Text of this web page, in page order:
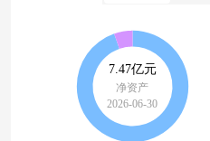
7.47亿元
净资产
2026-06-30